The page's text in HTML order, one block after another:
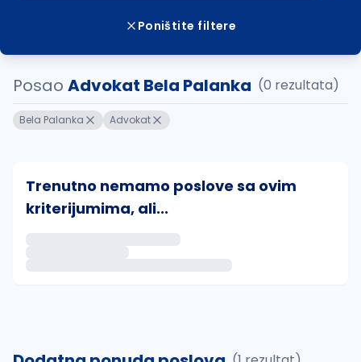
Poništite filtere
Posao Advokat Bela Palanka (0 rezultata)
Bela Palanka Advokat
Trenutno nemamo poslove sa ovim
kriterijumima, ali...